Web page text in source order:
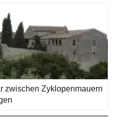
zwischen Zyklopenmauern